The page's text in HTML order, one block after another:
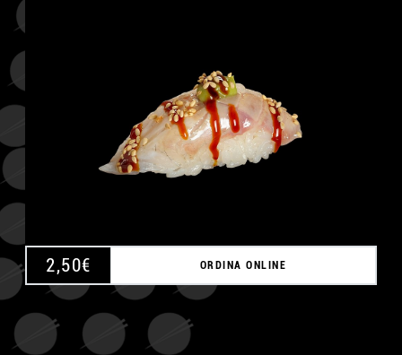
2,50€ ORDINA ONLINE